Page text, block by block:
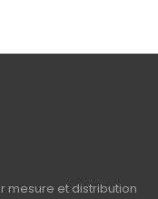
mesure et distribution